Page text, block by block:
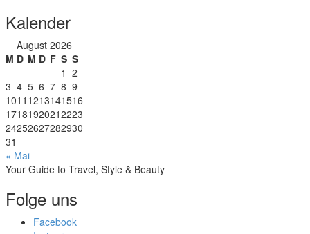
Kalender
August 2026
M D M D F S S
1 2
3 4 5 6 7 8 9
1011 1213141516
17181920212223
24252627282930
31
« Mai
Your Guide to Travel, Style & Beauty
Folge uns
Facebook